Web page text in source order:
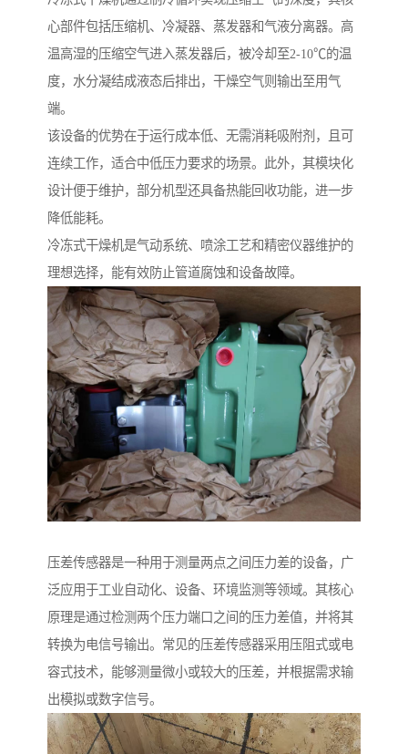
心部件包括压缩机、冷凝器、蒸发器和气液分离器。高
温高湿的压缩空气进入蒸发器后，被冷却至2-10℃的温
度，水分凝结成液态后排出，干燥空气则输出至用气
端。
该设备的优势在于运行成本低、无需消耗吸附剂，且可
连续工作，适合中低压力要求的场景。此外，其模块化
设计便于维护，部分机型还具备热能回收功能，进一步
降低能耗。
冷冻式干燥机是气动系统、喷涂工艺和精密仪器维护的
理想选择，能有效防止管道腐蚀和设备故障。
压差传感器是一种用于测量两点之间压力差的设备，广
泛应用于工业自动化、设备、环境监测等领域。其核心
原理是通过检测两个压力端口之间的压力差值，并将其
转换为电信号输出。常见的压差传感器采用压阻式或电
容式技术，能够测量微小或较大的压差，并根据需求输
出模拟或数字信号。